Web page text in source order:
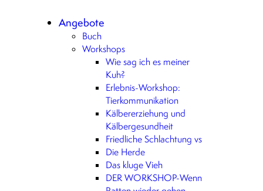
Angebote
Buch
Workshops
Wie sag ich es meiner
Kuh?
Erlebnis-Workshop:
Tierkommunikation
Kälbererziehung und
Kälbergesundheit
Friedliche Schlachtung vs
Die Herde
Das kluge Vieh
DER WORKSHOP-Wenn